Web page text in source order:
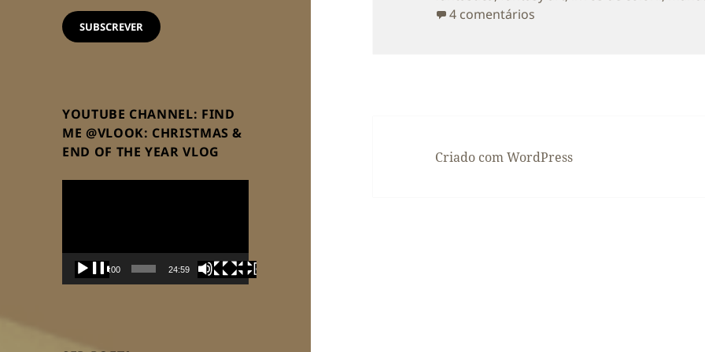
email
SUBSCREVER
YOUTUBE CHANNEL: FIND
ME @VLOOK: CHRISTMAS &
END OF THE YEAR VLOG
00:00 24:59
4 comentários
Criado com WordPress